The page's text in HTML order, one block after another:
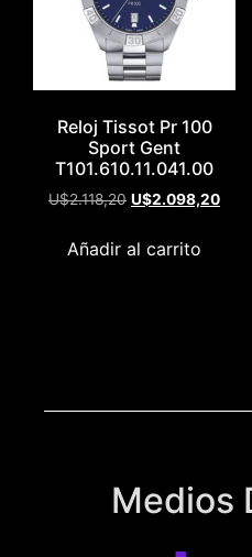
Reloj Tissot Pr 100
Sport Gent
T101.610.11.041.00
U$2.118,20 U$2.098,20
Añadir al carrito
Medios